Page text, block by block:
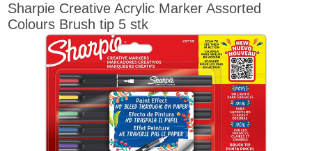
Sharpie Creative Acrylic Marker Assorted
Colours Brush tip 5 stk